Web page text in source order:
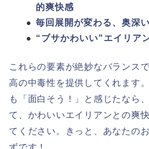
的爽快感
毎回展開が変わる、奥深
“ブサかわいい”エイリア
これらの要素が絶妙なバランス
高の中毒性を提供してくれます
も「面白そう！」と感じたなら
て、かわいいエイリアンとの爽
てください。きっと、あなたの